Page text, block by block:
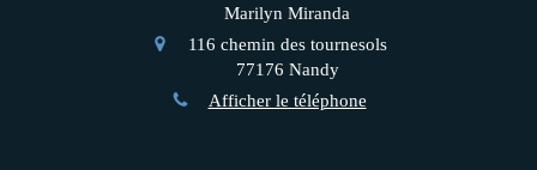
Marilyn Miranda
116 chemin des tournesols
77176 Nandy
Afficher le téléphone